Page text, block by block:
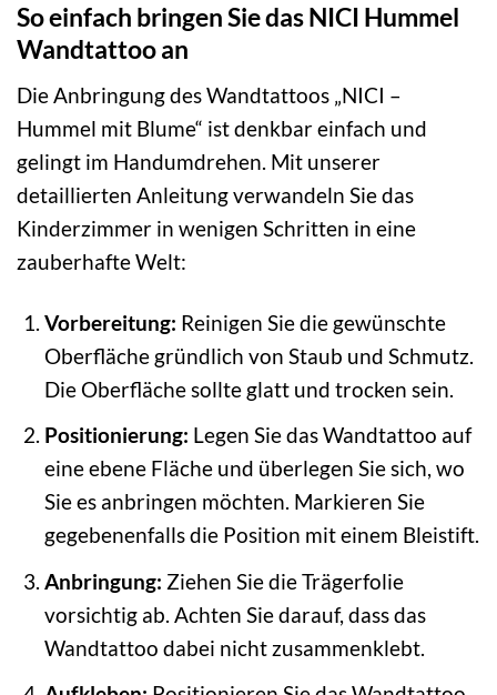
So einfach bringen Sie das NICI Hummel
Wandtattoo an
Die Anbringung des Wandtattoos „NICI –
Hummel mit Blume“ ist denkbar einfach und
gelingt im Handumdrehen. Mit unserer
detaillierten Anleitung verwandeln Sie das
Kinderzimmer in wenigen Schritten in eine
zauberhafte Welt:
Vorbereitung: Reinigen Sie die gewünschte
Oberfläche gründlich von Staub und Schmutz.
Die Oberfläche sollte glatt und trocken sein.
Positionierung: Legen Sie das Wandtattoo auf
eine ebene Fläche und überlegen Sie sich, wo
Sie es anbringen möchten. Markieren Sie
gegebenenfalls die Position mit einem Bleistift.
Anbringung: Ziehen Sie die Trägerfolie
vorsichtig ab. Achten Sie darauf, dass das
Wandtattoo dabei nicht zusammenklebt.